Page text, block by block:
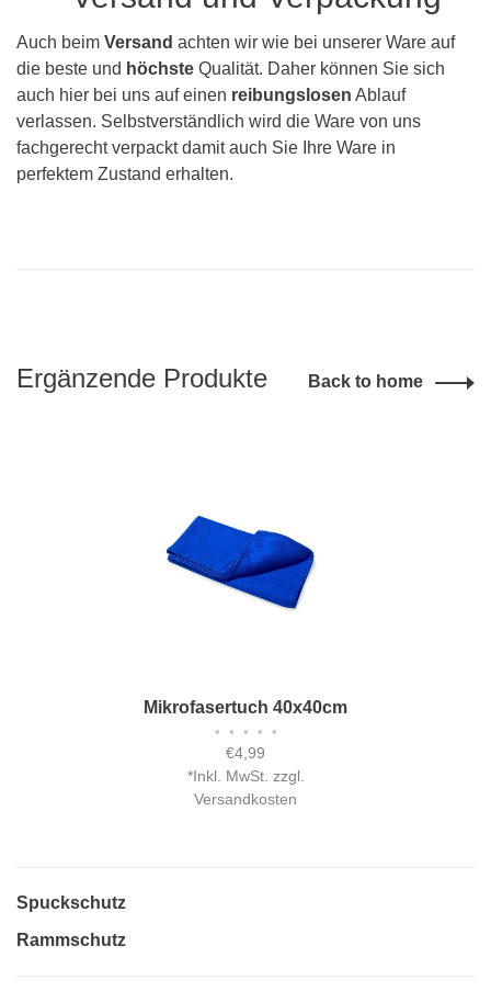
Auch beim Versand achten wir wie bei unserer Ware auf
die beste und höchste Qualität. Daher können Sie sich
auch hier bei uns auf einen reibungslosen Ablauf
verlassen. Selbstverständlich wird die Ware von uns
fachgerecht verpackt damit auch Sie Ihre Ware in
perfektem Zustand erhalten.
Ergänzende Produkte Back to home
Mikrofasertuch 40x40cm
• • • • •
€4,99
*Inkl. MwSt. zzgl.
Versandkosten
Spuckschutz
Rammschutz